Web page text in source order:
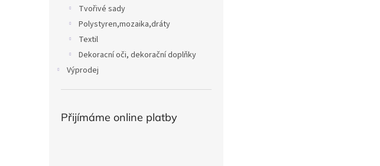
Tvořivé sady
Polystyren,mozaika,dráty
Textil
Dekoracní oči, dekorační doplňky
Výprodej
Přijímáme online platby